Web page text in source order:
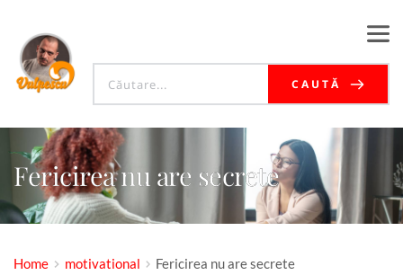
CAUTĂ
Fericirea nu are secrete
Home motivational Fericirea nu are secrete